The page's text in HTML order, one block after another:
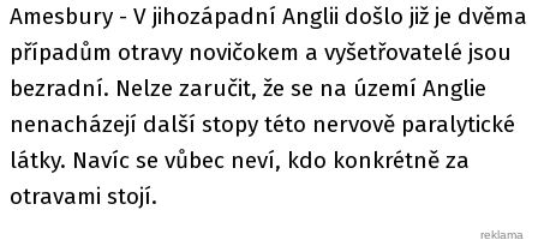
Amesbury - V jihozápadní Anglii došlo již je dvěma
případům otravy novičokem a vyšetřovatelé jsou
bezradní. Nelze zaručit, že se na území Anglie
nenacházejí další stopy této nervově paralytické
látky. Navíc se vůbec neví, kdo konkrétně za
otravami stojí.